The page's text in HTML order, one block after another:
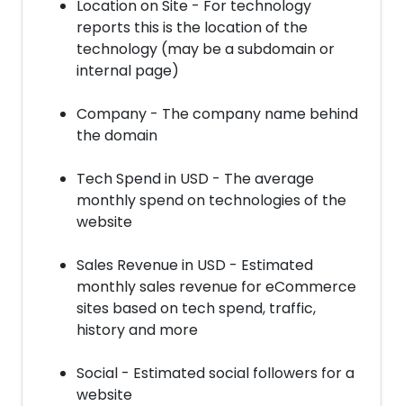
Location on Site - For technology
reports this is the location of the
technology (may be a subdomain or
internal page)
Company - The company name behind
the domain
Tech Spend in USD - The average
monthly spend on technologies of the
website
Sales Revenue in USD - Estimated
monthly sales revenue for eCommerce
sites based on tech spend, traffic,
history and more
Social - Estimated social followers for a
website